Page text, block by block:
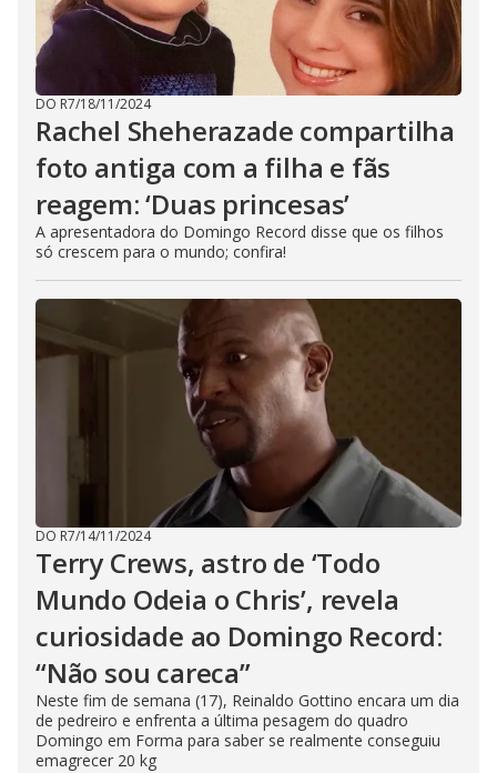
DO R7/18/11/2024
Rachel Sheherazade compartilha
foto antiga com a filha e fãs
reagem: ‘Duas princesas’
A apresentadora do Domingo Record disse que os filhos
só crescem para o mundo; confira!
DO R7/14/11/2024
Terry Crews, astro de ‘Todo
Mundo Odeia o Chris’, revela
curiosidade ao Domingo Record:
“Não sou careca”
Neste fim de semana (17), Reinaldo Gottino encara um dia
de pedreiro e enfrenta a última pesagem do quadro
Domingo em Forma para saber se realmente conseguiu
emagrecer 20 kg